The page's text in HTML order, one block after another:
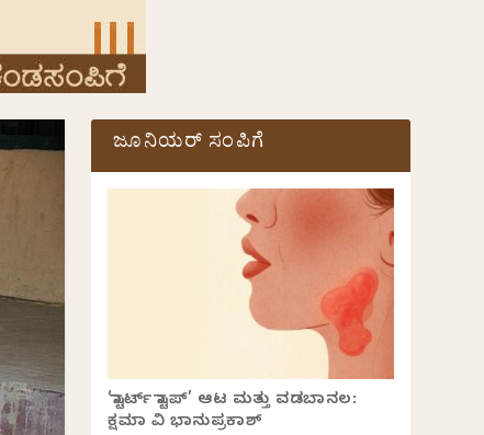
ಜೂನಿಯರ್ ಸಂಪಿಗೆ
‘ಸ್ಟಾರ್ಟ್ ಸ್ಟಾಪ್’ ಆಟ ಮತ್ತು ವಡಬಾನಲ:
ಕ್ಷಮಾ ವಿ ಭಾನುಪ್ರಕಾಶ್